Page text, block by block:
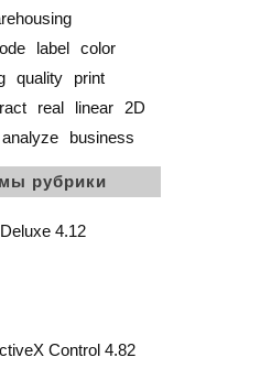
label color
quality
print
real linear
2D
analyze business
рубрики
4.12
Control 4.82